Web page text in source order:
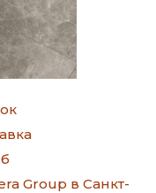
Group в Санкт-